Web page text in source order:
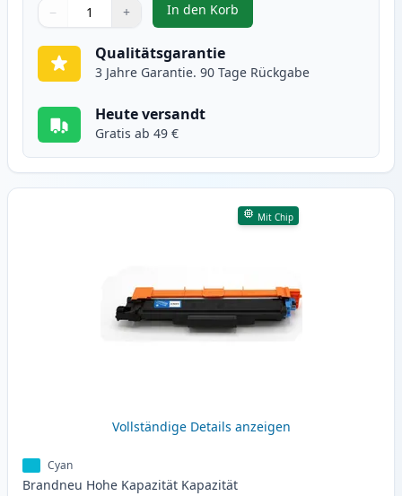
Verwenden Sie die Tasten, um anzupassen
− +
1
In den Korb
, Brother TN247 (TN243)
Qualitätsgarantie
3 Jahre Garantie. 90 Tage Rückgabe
Heute versandt
Gratis ab 49 €
Mit Chip
Vollständige Details anzeigen
Cyan
Brandneu Hohe Kapazität Kapazität